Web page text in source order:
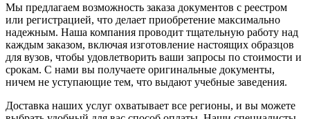
Мы предлагаем возможность заказа документов с реестром
или регистрацией, что делает приобретение максимально
надежным. Наша компания проводит тщательную работу над
каждым заказом, включая изготовление настоящих образцов
для вузов, чтобы удовлетворить ваши запросы по стоимости и
срокам. С нами вы получаете оригинальные документы,
ничем не уступающие тем, что выдают учебные заведения.
Доставка наших услуг охватывает все регионы, и вы можете